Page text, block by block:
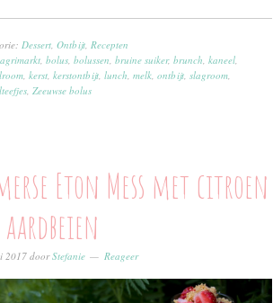
Dessert Ontbijt Recepten
agrimarkt bolus bolussen bruine suiker, brunch kaneel
kerst kerstontbijt lunch melk ontbijt slagroom
Zeeuwse bolus
Eton Mess met citroen
2017 doorStefanie Reageer